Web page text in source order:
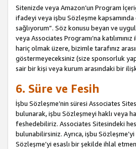
Sitenizde veya Amazon’un Program
ifadeyi veya işbu Sözleşme
sağlıyorum”. Söz konusu beyan ve
veya Associates Programı’na
hariç olmak üzere, bizimle tarafınız
göstermeyeceksiniz (size sponsorluk
sair bir kişi veya kurum arasındaki bir
6. Süre ve Fesih
İşbu Sözleşme’nin süresi Associates
bulunarak, işbu Sözleşmeyi haklı veya
feshedebiliriz. Associates Sitesindeki
bulunabilirsiniz. Ayrıca, işbu
Sözleşme’yi esaslı bir şekilde ihlal